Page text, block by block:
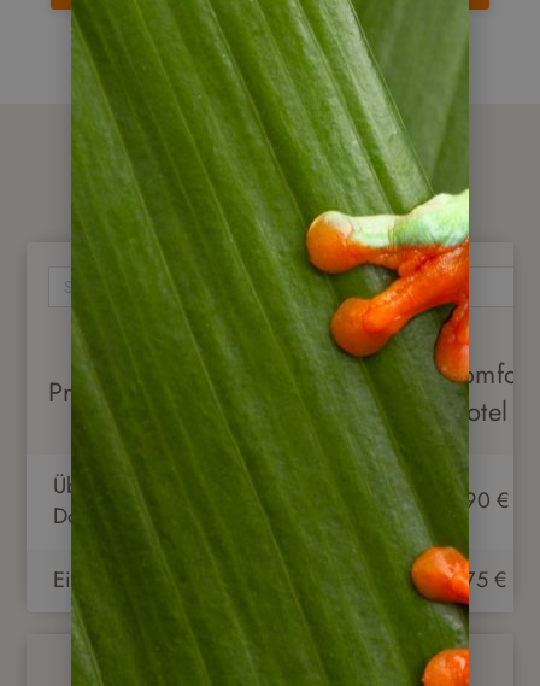
Preise / Leistungen
Preise pro Person
Standard
Hotel
Komfort
Hotel
Übernachtungen im
Doppelzimmer
590 €
Einzelzimmerzuschlag 165 € 275 €